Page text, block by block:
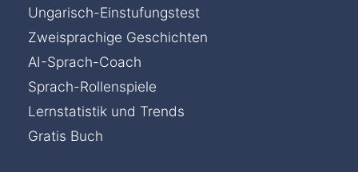
Ungarisch-Einstufungstest
Zweisprachige Geschichten
AI-Sprach-Coach
Sprach-Rollenspiele
Lernstatistik und Trends
Gratis Buch